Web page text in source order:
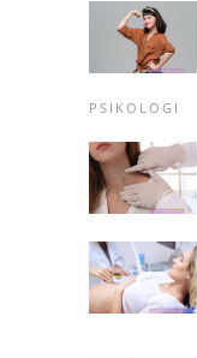
PSIKOLOGI